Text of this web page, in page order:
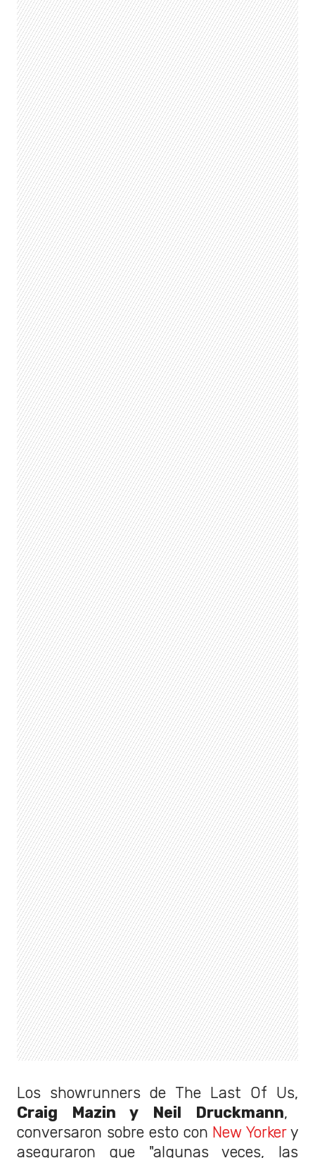
Los showrunners de The Last Of Us,
Craig Mazin y Neil Druckmann,
conversaron sobre esto con New Yorkery
aseguraron que "algunas veces, las